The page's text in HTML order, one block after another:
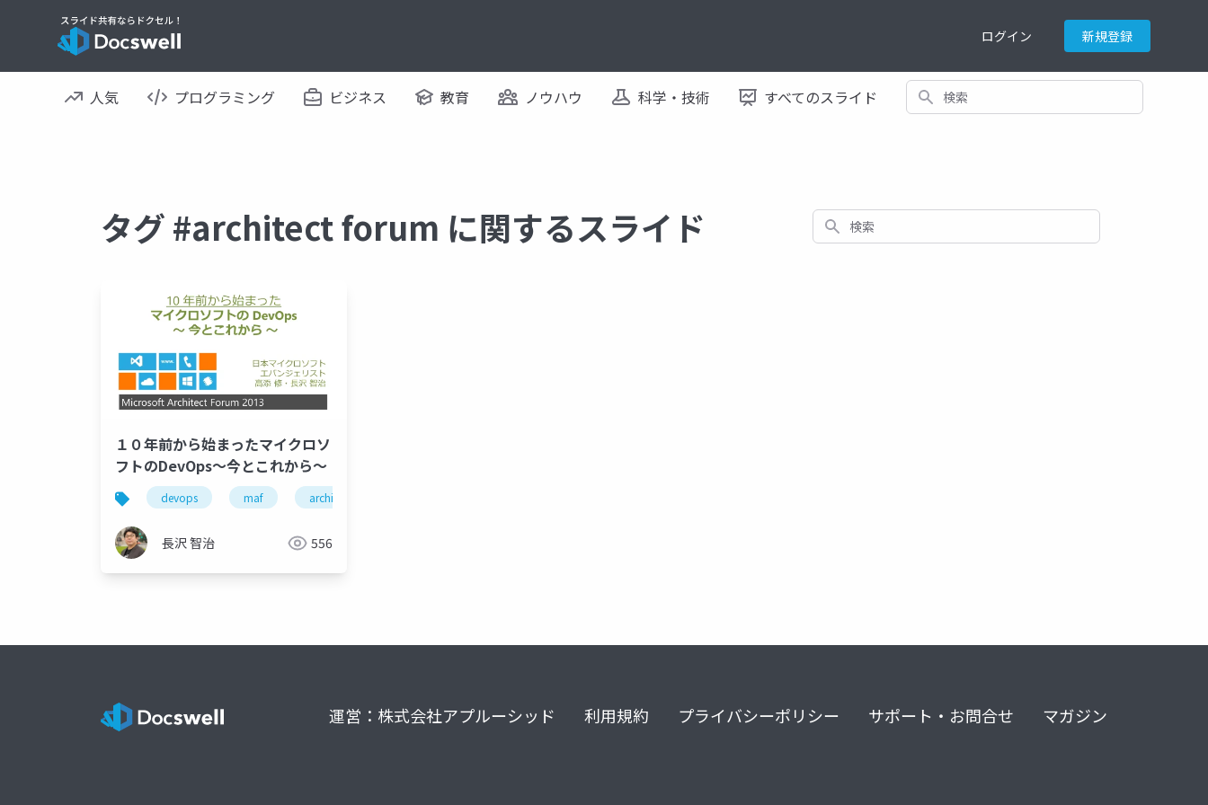
ログイン 新規登録
人気 プログラミング ビジネス 教育 ノウハウ 科学・技術 すべてのスライド 検索
タグ #architect forum に関するスライド 検索
１０年前から始まったマイクロソ
フトのDevOps～今とこれから～
devops maf architect forum
長沢 智治 556
運営：株式会社アプルーシッド 利用規約 プライバシーポリシー サポート・お問合せ マガジン